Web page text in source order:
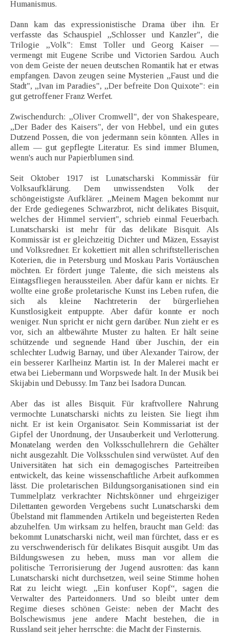
Humanismus.
Dann kam das expressionistische Drama über ihn. Er
verfasste das Schauspiel „Schlosser und Kanzler", die
Trilogie „Volk": Emst Toller und Georg Kaiser —
vermengt mit Eugene Scribe und Victorien Sardou. Auch
von dem Geiste der neuen deutschen Romantik hat er etwas
empfangen. Davon zeugen seine Mysterien „Faust und die
Stadt", „Ivan im Paradies", „Der befreite Don Quixote": ein
gut getroffener Franz Werfet.
Zwischendurch: „Oliver Cromwell", der von Shakespeare,
„Der Bader des Kaisers", der von Hebbel, und ein gutes
Dutzend Possen, die von jedermann sein könnten. Alles in
allem — gut gepflegte Literatur. Es sind immer Blumen,
wenn's auch nur Papierblumen sind.
Seit Oktober 1917 ist Lunatscharski Kommissär für
Volksaufklärung. Dem unwissendsten Volk der
schöngeistigste Aufklärer. „Meinem Magen bekommt nur
der Erde gediegenes Schwarzbrot, nicht delikates Bisquit,
welches der Himmel serviert", schrieb einmal Feuerbach.
Lunatscharski ist mehr für das delikate Bisquit. Als
Kommissär ist er gleichzeitig Dichter und Mäzen, Essayist
und Volksredner. Er kokettiert mit allen schriftstellerischen
Koterien, die in Petersburg und Moskau Paris Vortäuschen
möchten. Er fördert junge Talente, die sich meistens als
Eintagsfliegen heraussteilen. Aber dafür kann er nichts. Er
wollte eine große proletarische Kunst ins Leben rufen, die
sich als kleine Nachtreterin der bürgerliehen
Kunstlosigkeit entpuppte. Aber dafür konnte er noch
weniger. Nun spricht er nicht gern darüber. Nun zieht er es
vor, sich an altbewährte Muster zu halten. Er hält seine
schützende und segnende Hand über Juschin, der ein
schlechter Ludwig Barnay, und über Alexander Tairow, der
ein besserer Karlheinz Martin ist. In der Malerei macht er
etwa bei Liebermann und Worpswede halt. In der Musik bei
Skijabin und Debussy. Im Tanz bei Isadora Duncan.
Aber das ist alles Bisquit. Für kraftvollere Nahrung
vermochte Lunatscharski nichts zu leisten. Sie liegt ihm
nicht. Er ist kein Organisator. Sein Kommissariat ist der
Gipfel der Unordnung, der Unsauberkeit und Verlotterung.
Monatelang werden den Volksschullehrern die Gehälter
nicht ausgezahlt. Die Volksschulen sind verwüstet. Auf den
Universitäten hat sich ein demagogisches Parteitreiben
entwickelt, das keine wissenschaftliche Arbeit aufkommen
lässt. Die proletarischen Bildungsorganisationen sind ein
Tummelplatz verkrachter Nichtskönner und ehrgeiziger
Dilettanten geworden Vergebens sucht Lunatscharski dem
Übelstand mit flammenden Artikeln und begeisterten Reden
abzuhelfen. Um wirksam zu helfen, braucht man Geld: das
bekommt Lunatscharski nicht, weil man fürchtet, dass er es
zu verschwenderisch für delikates Bisquit ausgibt. Um das
Bildungswesen zu heben, muss man vor allem die
politische Terrorisierung der Jugend ausrotten: das kann
Lunatscharski nicht durchsetzen, weil seine Stimme hohen
Rat zu leicht wiegt. „Ein konfuser Kopf“, sagen die
Verwalter des Parteidonners. Und so bleibt unter dem
Regime dieses schönen Geiste: neben der Macht des
Bolschewismus jene andere Macht bestehen, die in
Russland seit jeher herrschte: die Macht der Finsternis.